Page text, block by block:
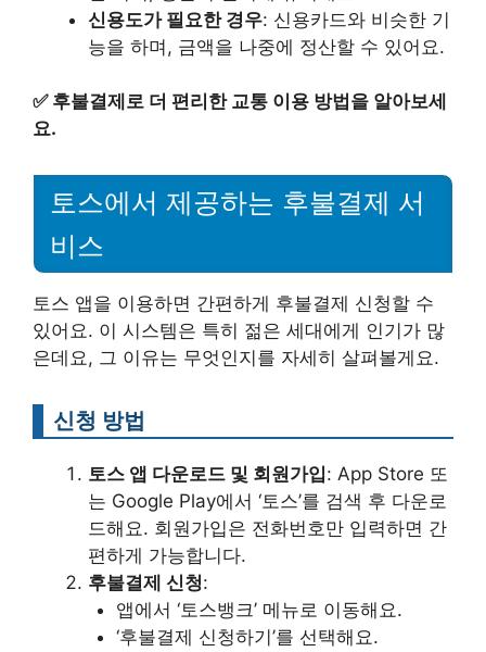
신용도가 필요한 경우: 신용카드와 비슷한 기
능을 하며, 금액을 나중에 정산할 수 있어요.
✅ 후불결제로 더 편리한 교통 이용 방법을 알아보세
요.
토스에서 제공하는 후불결제 서
비스
토스 앱을 이용하면 간편하게 후불결제 신청할 수
있어요. 이 시스템은 특히 젊은 세대에게 인기가 많
은데요, 그 이유는 무엇인지를 자세히 살펴볼게요.
신청 방법
토스 앱 다운로드 및 회원가입: App Store 또
는 Google Play에서 ‘토스’를 검색 후 다운로
드해요. 회원가입은 전화번호만 입력하면 간
편하게 가능합니다.
후불결제 신청:
앱에서 ‘토스뱅크’ 메뉴로 이동해요.
‘후불결제 신청하기’를 선택해요.